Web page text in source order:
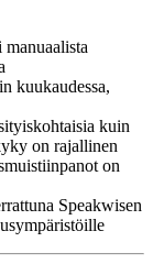
kuukaudessa,
kuin
on rajallinen
on
Speakwisen